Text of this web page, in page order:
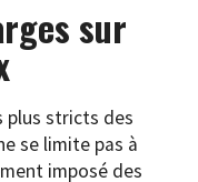
sur
plus stricts des
se limite pas à
imposé des